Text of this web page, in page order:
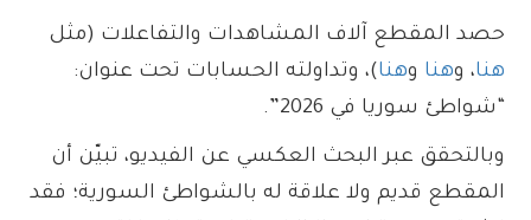
حصد المقطع آلاف المشاهدات والتفاعلات (مثل
هنا، وهنا وهنا)، وتداولته الحسابات تحت عنوان:
“شواطئ سوريا في 2026”.
وبالتحقق عبر البحث العكسي عن الفيديو، تبيّن أن
المقطع قديم ولا علاقة له بالشواطئ السورية؛ فقد